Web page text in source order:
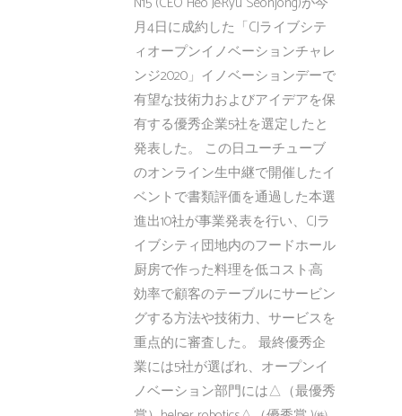
月4日に成約した「CJライブシテ
ィオープンイノベーションチャレ
ンジ2020」イノベーションデーで
有望な技術力およびアイデアを保
有する優秀企業5社を選定したと
発表した。 この日ユーチューブ
のオンライン生中継で開催したイ
ベントで書類評価を通過した本選
進出10社が事業発表を行い、CJラ
イブシティ団地内のフードホール
厨房で作った料理を低コスト·高
効率で顧客のテーブルにサービン
グする方法や技術力、サービスを
重点的に審査した。 最終優秀企
業には5社が選ばれ、オープンイ
ノベーション部門には△（最優秀